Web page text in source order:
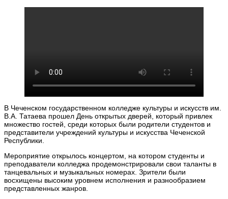
В Чеченском государственном колледже культуры и искусств им.
В.А. Татаева прошел День открытых дверей, который привлек
множество гостей, среди которых были родители студентов и
представители учреждений культуры и искусства Чеченской
Республики.
Мероприятие открылось концертом, на котором студенты и
преподаватели колледжа продемонстрировали свои таланты в
танцевальных и музыкальных номерах. Зрители были
восхищены высоким уровнем исполнения и разнообразием
представленных жанров.